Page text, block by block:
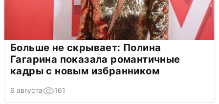
Больше не скрывает: Полина
Гагарина показала романтичные
кадры с новым избранником
6 августа 161